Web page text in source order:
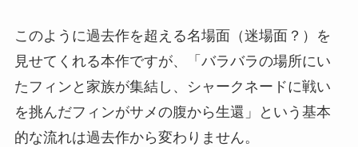
このように過去作を超える名場面（迷場面？）を
見せてくれる本作ですが、「バラバラの場所にい
たフィンと家族が集結し、シャークネードに戦い
を挑んだフィンがサメの腹から生還」という基本
的な流れは過去作から変わりません。